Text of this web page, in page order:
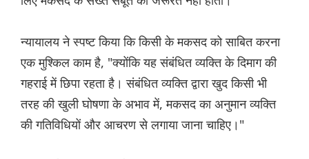
न्यायालय ने स्पष्ट किया कि किसी के मकसद को साबित करना
एक मुश्किल काम है, "क्योंकि यह संबंधित व्यक्ति के दिमाग की
गहराई में छिपा रहता है। संबंधित व्यक्ति द्वारा खुद किसी भी
तरह की खुली घोषणा के अभाव में, मकसद का अनुमान व्यक्ति
की गतिविधियों और आचरण से लगाया जाना चाहिए।"